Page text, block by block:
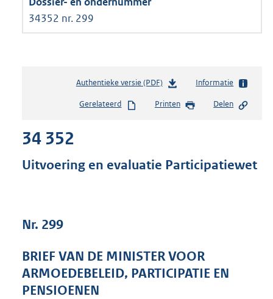
34352 nr. 299
Authentieke versie (PDF)b
s
d
e
Informatie
Gerelateerd Printen Delen
34 352
Uitvoering en evaluatie Participatiewet
Nr. 299
BRIEF VAN DE MINISTER VOOR
ARMOEDEBELEID, PARTICIPATIE EN
PENSIOENEN